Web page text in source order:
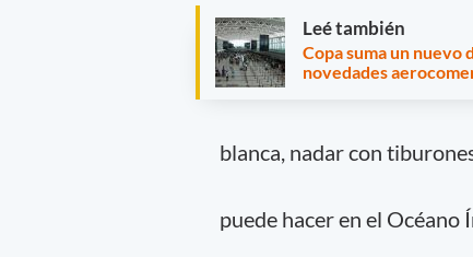
Leé también
Copa suma un nuevo
novedades
blanca, nadar con
puede hacer en el